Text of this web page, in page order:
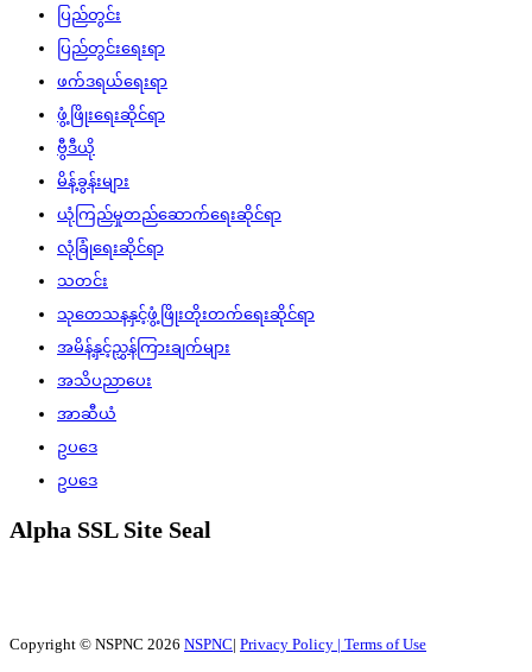
ပြည်တွင်း
ပြည်တွင်းရေးရာ
ဖက်ဒရယ်ရေးရာ
ဖွံ့ဖြိုးရေးဆိုင်ရာ
ဗွီဒီယို
မိန့်ခွန်းများ
ယုံကြည်မှုတည်ဆောက်ရေးဆိုင်ရာ
လုံခြုံရေးဆိုင်ရာ
သတင်း
သုတေသနနှင့်ဖွံ့ဖြိုးတိုးတက်ရေးဆိုင်ရာ
အမိန့်နှင့်ညွှန်ကြားချက်များ
အသိပညာပေး
အာဆီယံ
ဥပဒေ
ဥပဒေ
Alpha SSL Site Seal
Copyright © NSPNC 2026 NSPNC| Privacy Policy | Terms of Use